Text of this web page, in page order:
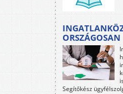
ORSZÁGOSAN
Segítőkész